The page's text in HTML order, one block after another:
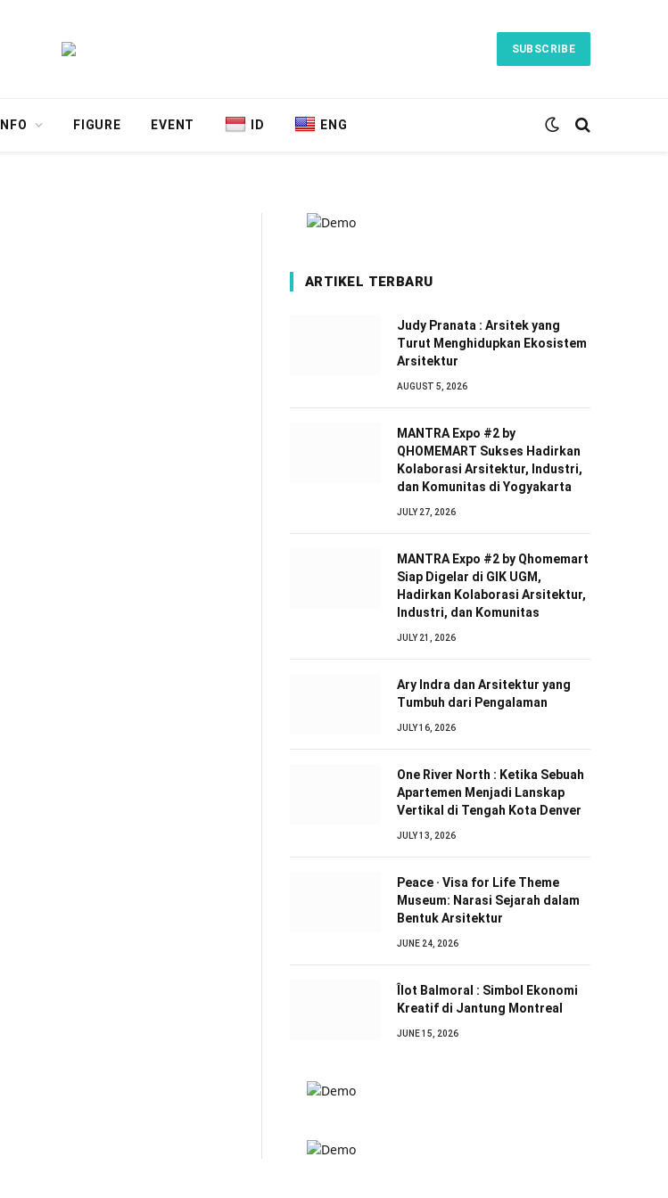
SUBSCRIBE
INFO FIGURE EVENT ID ENG
ARTIKEL TERBARU
Judy Pranata : Arsitek yang
Turut Menghidupkan Ekosistem
Arsitektur
AUGUST 5, 2026
MANTRA Expo #2 by
QHOMEMART Sukses Hadirkan
Kolaborasi Arsitektur, Industri,
dan Komunitas di Yogyakarta
JULY 27, 2026
MANTRA Expo #2 by Qhomemart
Siap Digelar di GIK UGM,
Hadirkan Kolaborasi Arsitektur,
Industri, dan Komunitas
JULY 21, 2026
Ary Indra dan Arsitektur yang
Tumbuh dari Pengalaman
JULY 16, 2026
One River North : Ketika Sebuah
Apartemen Menjadi Lanskap
Vertikal di Tengah Kota Denver
JULY 13, 2026
Peace · Visa for Life Theme
Museum: Narasi Sejarah dalam
Bentuk Arsitektur
JUNE 24, 2026
Îlot Balmoral : Simbol Ekonomi
Kreatif di Jantung Montreal
JUNE 15, 2026